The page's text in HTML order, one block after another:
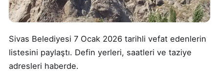
Sivas Belediyesi 7 Ocak 2026 tarihli vefat edenlerin
listesini paylaştı. Defin yerleri, saatleri ve taziye
adresleri haberde.